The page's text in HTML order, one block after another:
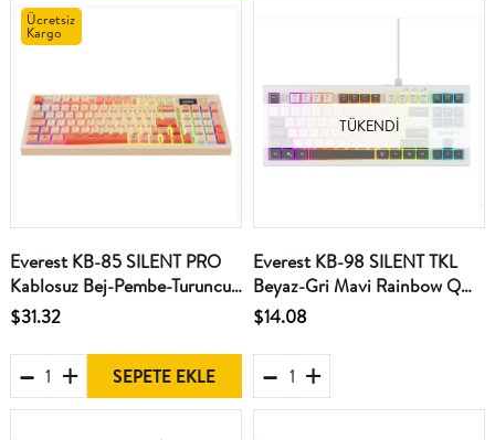
Everest KB-85 SILENT PRO
Kablosuz Bej-Pembe-Turuncu
SESSİZ RGB Wireless 2.4Ghz
$31.32
SEPETE EKLE
Ücretsiz
Kargo
TÜKENDI
Everest KB-98 SILENT TKL
Beyaz-Gri Mavi Rainbow Q
Membrane Klavye
$14.08